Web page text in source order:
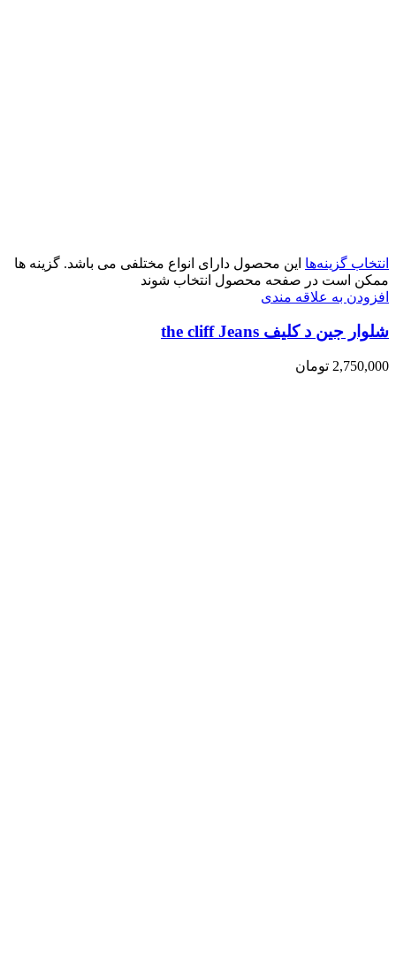
انتخاب گزینه‌ها این محصول دارای انواع مختلفی می باشد. گزینه ها
ممکن است در صفحه محصول انتخاب شوند
افزودن به علاقه مندی
شلوار جین د کلیف the cliff Jeans
2,750,000 تومان